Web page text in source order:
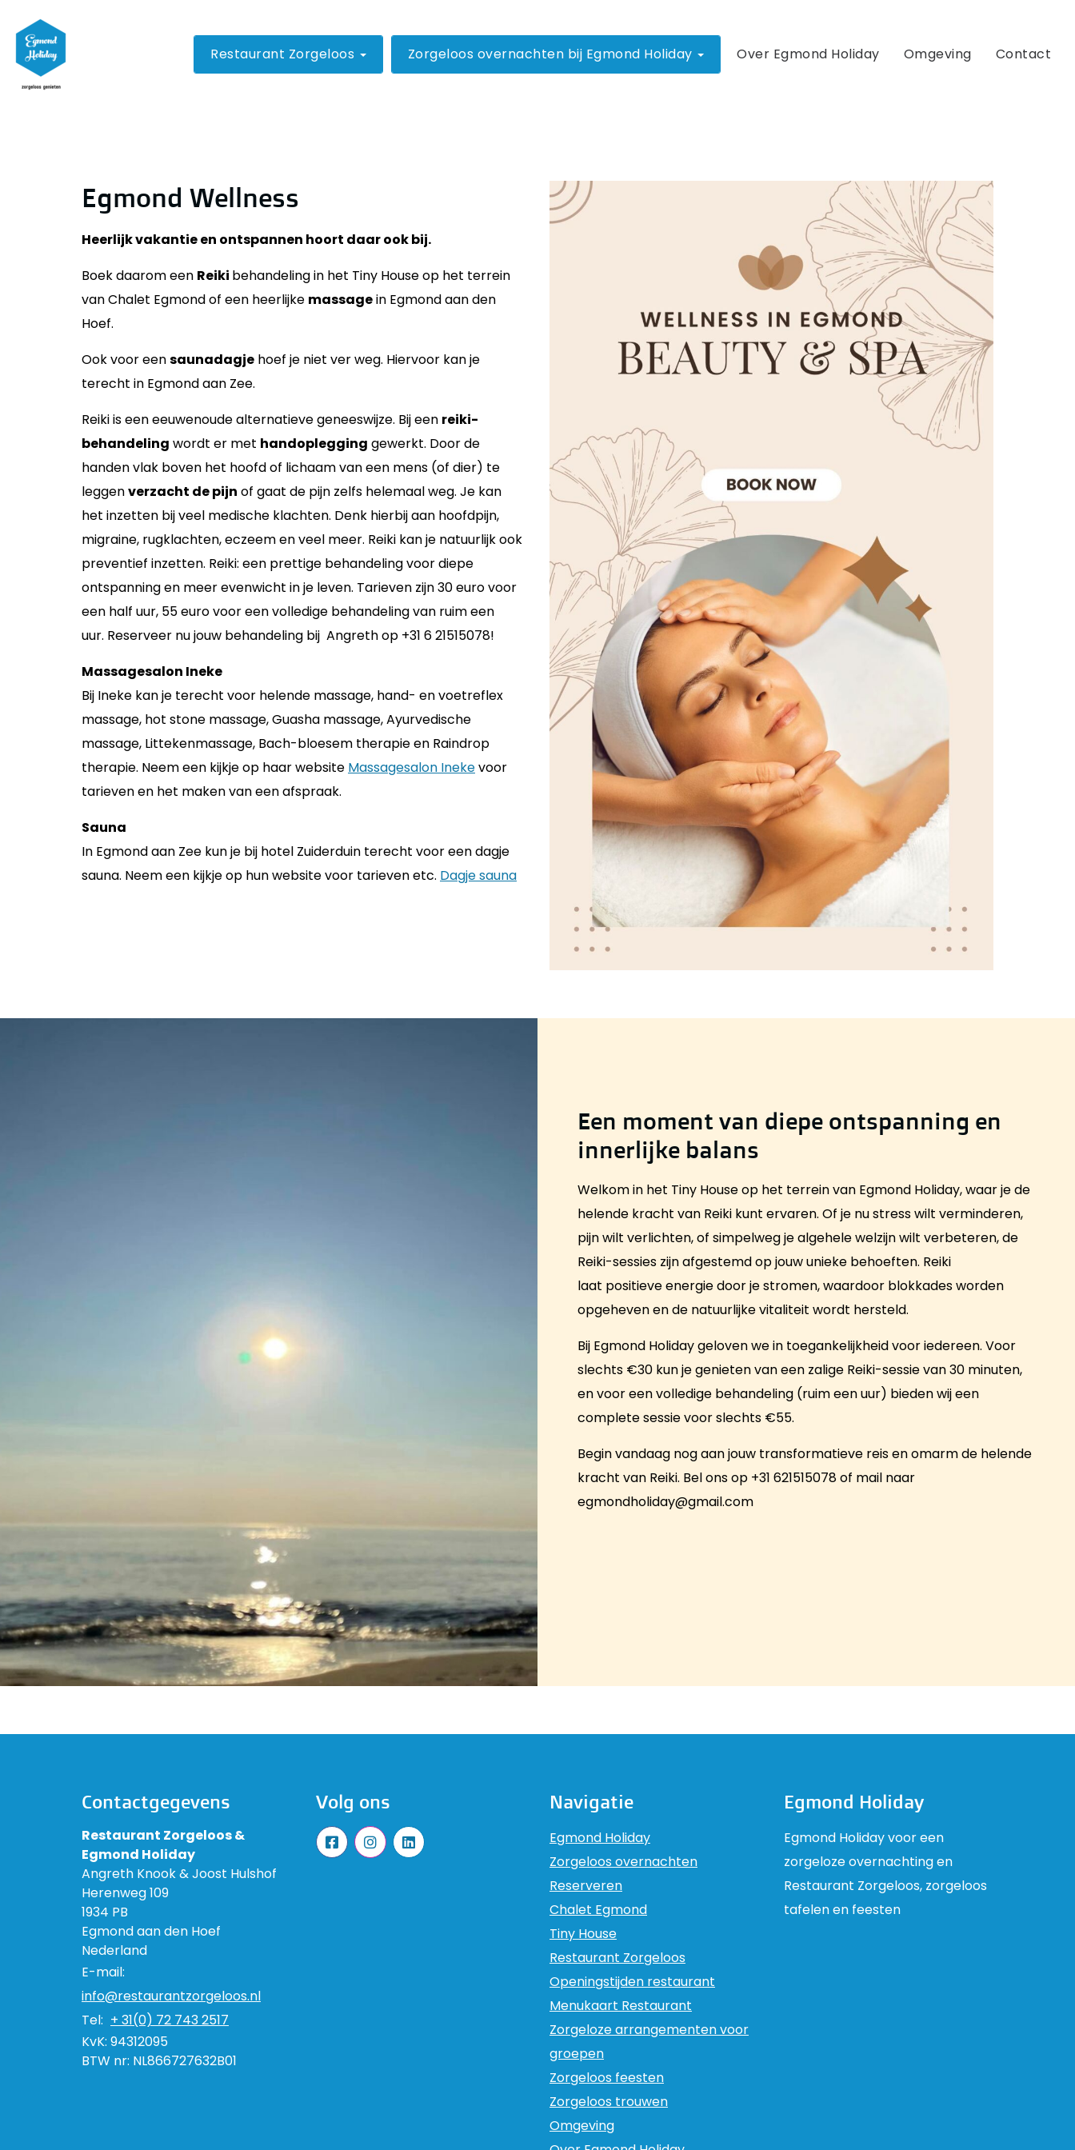
Restaurant Zorgeloos Zorgeloos overnachten bij Egmond Holiday Over Egmond Holiday Omgeving Contact
Egmond Wellness
Heerlijk vakantie en ontspannen hoort daar ook bij.
Boek daarom een Reiki behandeling in het Tiny House op het terrein
van Chalet Egmond of een heerlijke massagein Egmond aan den
Hoef.
Ook voor eensaunadagje hoef je niet ver weg. Hiervoor kan je
terecht in Egmond aan Zee.
Reiki is een eeuwenoude alternatieve geneeswijze. Bij een reiki-
behandeling wordt er met handoplegging gewerkt. Door de
handen vlak boven het hoofd of lichaam van een mens (of dier) te
leggenverzacht de pijn of gaat de pijn zelfs helemaal weg. Je kan
het inzetten bij veel medische klachten. Denk hierbij aan hoofdpijn,
migraine, rugklachten, eczeem en veel meer. Reiki kan je natuurlijk ook
preventief inzetten. Reiki: een prettige behandeling voor diepe
ontspanning en meer evenwicht in je leven. Tarieven zijn 30 euro voor
een half uur, 55 euro voor een volledige behandeling van ruim een
uur. Reserveer nu jouw behandeling bij Angreth op +31 6 21515078!
Massagesalon Ineke
Bij Ineke kan je terecht voor helende massage, hand- en voetreflex
massage, hot stone massage, Guasha massage, Ayurvedische
massage, Littekenmassage, Bach-bloesem therapie en Raindrop
therapie. Neem een kijkje op haar website Massagesalon Inekevoor
tarieven en het maken van een afspraak.
Sauna
In Egmond aan Zee kun je bij hotel Zuiderduin terecht voor een dagje
sauna. Neem een kijkje op hun website voor tarieven etc. Dagje sauna
Een moment van diepe ontspanning en
innerlijke balans
Welkom in het Tiny House op het terrein van Egmond Holiday, waar je de
helende kracht van Reiki kunt ervaren. Of je nu stress wilt verminderen,
pijn wilt verlichten, of simpelweg je algehele welzijn wilt verbeteren, de
Reiki-sessies zijn afgestemd op jouw unieke behoeften. Reiki
laat positieve energie door je stromen, waardoor blokkades worden
opgeheven en de natuurlijke vitaliteit wordt hersteld.
Bij Egmond Holiday geloven we in toegankelijkheid voor iedereen. Voor
slechts €30 kun je genieten van een zalige Reiki-sessie van 30 minuten,
en voor een volledige behandeling (ruim een uur) bieden wij een
complete sessie voor slechts €55.
Begin vandaag nog aan jouw transformatieve reis en omarm de helende
kracht van Reiki. Bel ons op +31 621515078 of mail naar
egmondholiday@gmail.com
Contactgegevens
Restaurant Zorgeloos &
Egmond Holiday
Angreth Knook & Joost Hulshof
Herenweg 109
1934 PB
Egmond aan den Hoef
Nederland
E-mail:
info@restaurantzorgeloos.nl
Tel: + 31(0) 72 743 2517
KvK: 94312095
BTW nr: NL866727632B01
Volg ons Navigatie
Egmond Holiday
Zorgeloos overnachten
Reserveren
Chalet Egmond
Tiny House
Restaurant Zorgeloos
Openingstijden restaurant
Menukaart Restaurant
Zorgeloze arrangementen voor
groepen
Zorgeloos feesten
Zorgeloos trouwen
Omgeving
Egmond Holiday
Egmond Holiday voor een
zorgeloze overnachting en
Restaurant Zorgeloos, zorgeloos
tafelen en feesten